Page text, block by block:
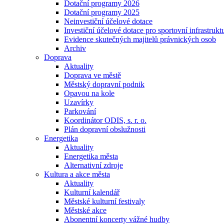
Dotační programy 2026
Dotační programy 2025
Neinvestiční účelové dotace
Investiční účelové dotace pro sportovní
Evidence skutečných majitelů právnických osob
Archiv
Doprava
Aktuality
Doprava ve městě
Městský dopravní podnik
Opavou na kole
Uzavírky
Parkování
Koordinátor ODIS, s. r. o.
Plán dopravní obslužnosti
Energetika
Aktuality
Energetika města
Alternativní zdroje
Kultura a akce města
Aktuality
Kulturní kalendář
Městské kulturní festivaly
Městské akce
Abonentní koncerty vážné hudby